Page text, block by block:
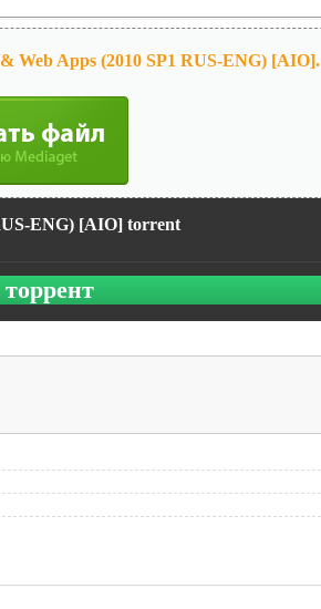
Web Apps (2010 SP1 RUS-ENG) [AIO].
ENG) [AIO] torrent